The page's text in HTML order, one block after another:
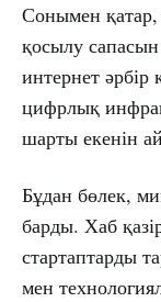
Сонымен қатар,
қосылу сапасын
интернет әрбір
цифрлық
шарты екенін
Бұдан бөлек,
барды. Хаб
стартаптарды
мен